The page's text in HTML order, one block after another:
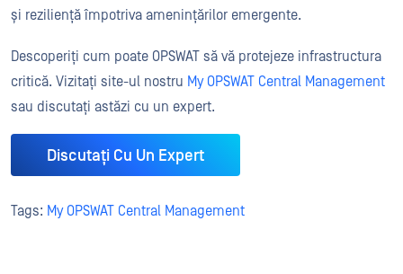
și reziliență împotriva amenințărilor emergente.
Descoperiți cum poate OPSWAT să vă protejeze infrastructura
critică. Vizitați site-ul nostru My OPSWAT Central Management
sau discutați astăzi cu un expert.
Discutați Cu Un Expert
Tags: My OPSWAT Central Management